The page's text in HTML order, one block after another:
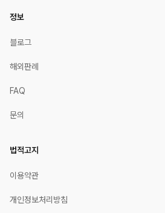
정보
블로그
해외판례
FAQ
문의
법적고지
이용약관
개인정보처리방침